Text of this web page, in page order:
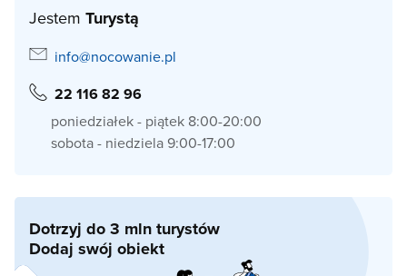
Jestem Turystą
info@nocowanie.pl
22 116 82 96
poniedziałek - piątek 8:00-20:00
sobota - niedziela 9:00-17:00
Dotrzyj do 3 mln turystów
Dodaj swój obiekt